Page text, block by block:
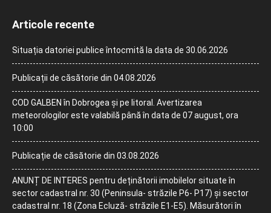
Articole recente
Situația datoriei publice întocmită la data de 30.06.2026
Publicații de căsătorie din 04.08.2026
COD GALBEN în Dobrogea și pe litoral. Avertizarea
meteorologilor este valabilă până în data de 07 august, ora
10:00
Publicație de căsătorie din 03.08.2026
ANUNȚ DE INTERES pentru deținătorii imobilelor situate în
sector cadastral nr. 30 (Peninsula- străzile P6- P17) și sector
cadastral nr. 18 (Zona Ecluză- străzile E1-E5). Măsurători în